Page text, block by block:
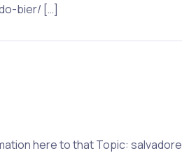
bier/ […]
here to that Topic: